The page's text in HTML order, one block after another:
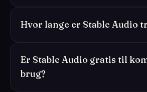
Hvor lange er Stable Audio
Er Stable Audio gratis til
brug?